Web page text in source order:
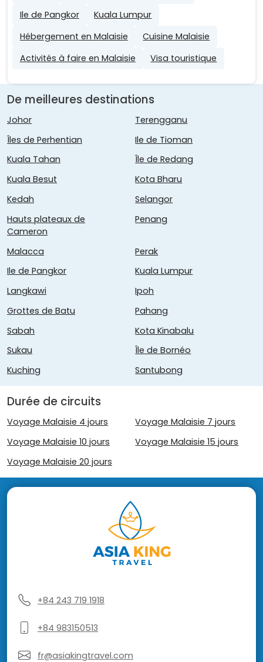
Ile de Pangkor
Kuala Lumpur
Hébergement en Malaisie
Cuisine Malaisie
Activités à faire en Malaisie
Visa touristique
De meilleures destinations
Johor
Terengganu
Îles de Perhentian
Ile de Tioman
Kuala Tahan
Île de Redang
Kuala Besut
Kota Bharu
Kedah
Selangor
Hauts plateaux de
Cameron
Penang
Malacca
Perak
Ile de Pangkor
Kuala Lumpur
Langkawi
Ipoh
Grottes de Batu
Pahang
Sabah
Kota Kinabalu
Sukau
Île de Bornéo
Kuching
Santubong
Durée de circuits
Voyage Malaisie 4 jours
Voyage Malaisie 7 jours
Voyage Malaisie 10 jours
Voyage Malaisie 15 jours
Voyage Malaisie 20 jours
+84 243 719 1918
+84 983150513
fr@asiakingtravel.com